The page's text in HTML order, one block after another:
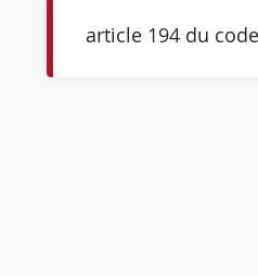
article 194 du